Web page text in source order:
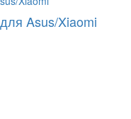
Asus/Xiaomi